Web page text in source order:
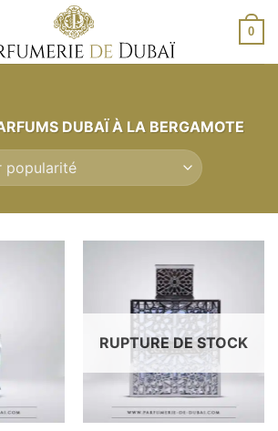
0
DUBAÏ À LA BERGAMOTE
RUPTURE DE STOCK